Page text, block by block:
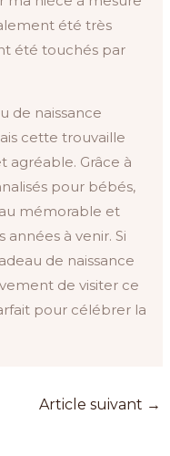
été très
été touchés par
de naissance
cette trouvaille
agréable. Grâce à
pour bébés,
mémorable et
années à venir. Si
de naissance
de visiter ce
pour célébrer la
Article suivant →